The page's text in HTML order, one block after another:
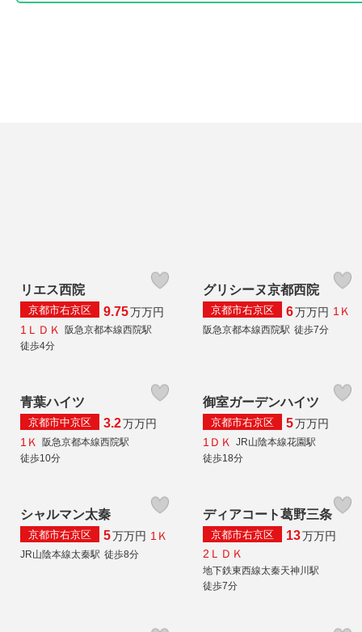
リエス西院
京都市右京区 9.75万万円
1ＬＤＫ
阪急京都本線西院駅
徒歩4分
グリシーヌ京都西院
京都市右京区 6万万円 1Ｋ
阪急京都本線西院駅 徒歩7分
青葉ハイツ
京都市中京区 3.2万万円
1Ｋ
阪急京都本線西院駅
徒歩10分
御室ガーデンハイツ
京都市右京区 5万万円
1ＤＫ
JR山陰本線花園駅
徒歩18分
シャルマン太秦
京都市右京区 5万万円 1Ｋ
JR山陰本線太秦駅 徒歩8分
ディアコート葛野三条
京都市右京区 13万万円
2ＬＤＫ
地下鉄東西線太秦天神川駅
徒歩7分